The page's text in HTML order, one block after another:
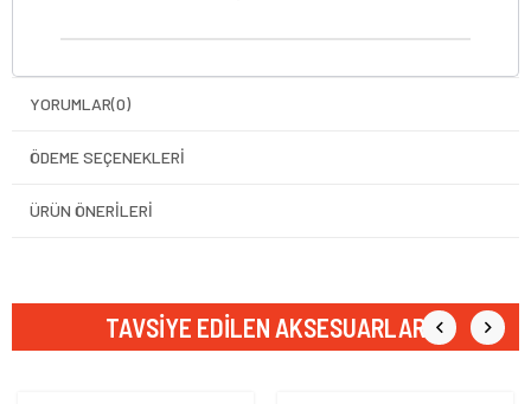
YORUMLAR(0)
ÖDEME SEÇENEKLERI
ÜRÜN ÖNERILERI
TAVSIYE EDILEN AKSESUARLAR